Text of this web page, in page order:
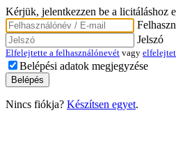
Kérjük, jelentkezzen be a licitáláshoz
Jelszó
Elfelejtette a felhasználónevét vagy
Belépési adatok megjegyzése
Nincs fiókja? Készítsen egyet.